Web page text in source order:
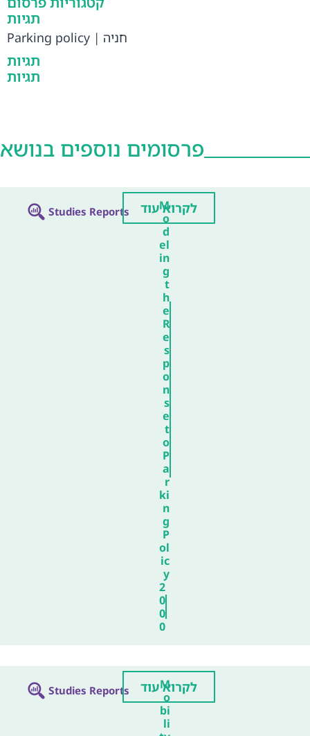
תגיות
Parking policy | חניה
תגיות
תגיות
פרסומים נוספים בנושא
Studies Reports
M
o
d
el
in
g
t
h
e
R
e
s
p
o
n
s
e
t
o
P
a
r
ki
n
g
P
ol
ic
y
2
0
0
0
לקרוא עוד
Studies Reports
M
o
bi
li
לקרוא עוד